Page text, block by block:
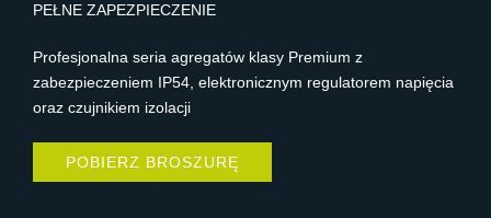
PEŁNE ZAPEZPIECZENIE
Profesjonalna seria agregatów klasy Premium z
zabezpieczeniem IP54, elektronicznym regulatorem napięcia
oraz czujnikiem izolacji
POBIERZ BROSZURĘ